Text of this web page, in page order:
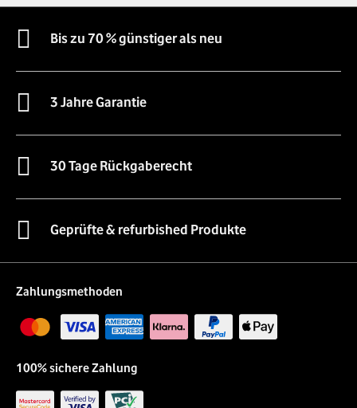
Bis zu 70 % günstiger als neu
3 Jahre Garantie
30 Tage Rückgaberecht
Geprüfte & refurbished Produkte
Zahlungsmethoden
100% sichere Zahlung